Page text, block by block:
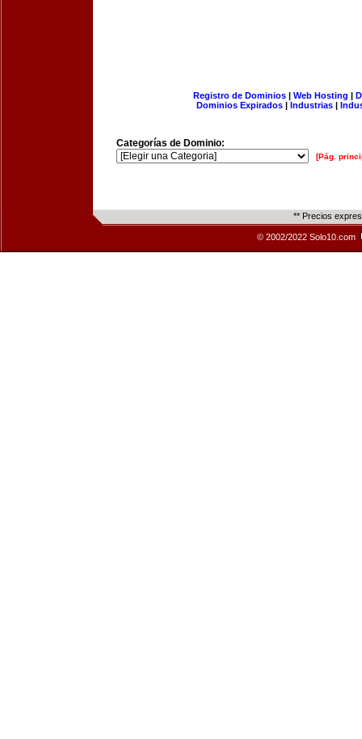
Registro de Dominios| Web Hosting |
Dominios Expirados | Industrias |
Categorías de Dominio:
[Pág.
** Precios
© 2002/2022 Solo10.com